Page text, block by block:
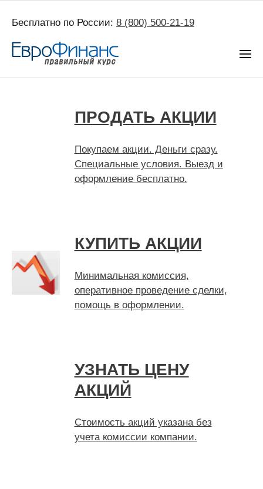
Бесплатно по России: 8 (800) 500-21-19
ПРОДАТЬ АКЦИИ
Покупаем акции. Деньги сразу.
Специальные условия. Выезд и
оформление бесплатно.
КУПИТЬ АКЦИИ
Минимальная комиссия,
оперативное проведение сделки,
помощь в оформлении.
УЗНАТЬ ЦЕНУ
АКЦИЙ
Стоимость акций указана без
учета комиссии компании.